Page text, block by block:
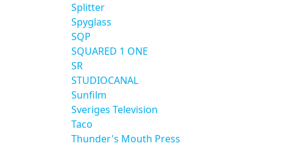
Splitter
Spyglass
SQP
SQUARED 1 ONE
SR
STUDIOCANAL
Sunfilm
Sveriges Television
Taco
Thunder's Mouth Press